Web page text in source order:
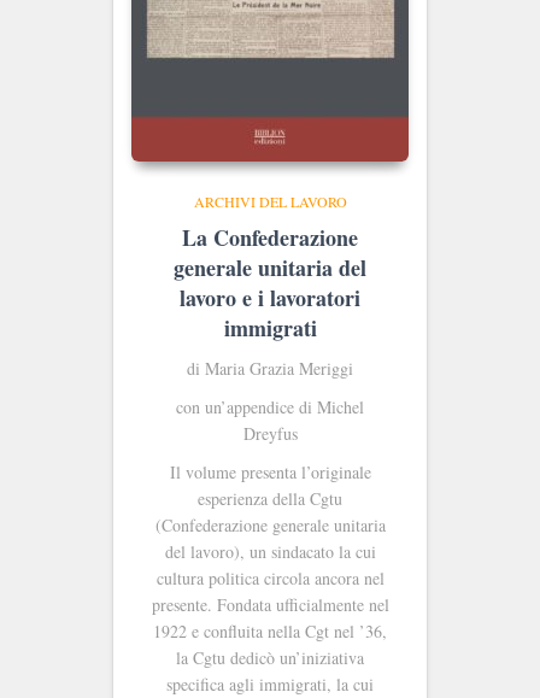
ARCHIVI DEL LAVORO
La Confederazione
generale unitaria del
lavoro e i lavoratori
immigrati
di Maria Grazia Meriggi
con un’appendice di Michel
Dreyfus
Il volume presenta l’originale
esperienza della Cgtu
(Confederazione generale unitaria
del lavoro), un sindacato la cui
cultura politica circola ancora nel
presente. Fondata ufficialmente nel
1922 e confluita nella Cgt nel ’36,
la Cgtu dedicò un’iniziativa
specifica agli immigrati, la cui